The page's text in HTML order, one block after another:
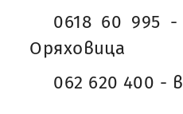
0618 60 995
Оряховица
062 620 400 -